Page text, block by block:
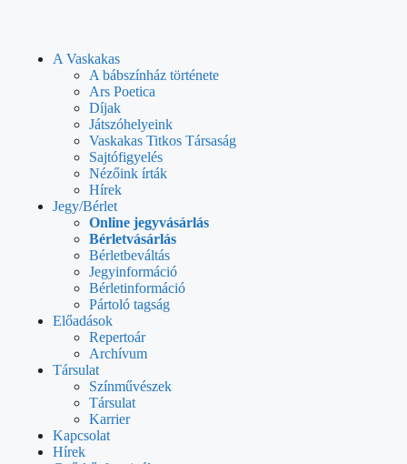
A Vaskakas
A bábszínház története
Ars Poetica
Díjak
Játszóhelyeink
Vaskakas Titkos Társaság
Sajtófigyelés
Nézőink írták
Hírek
Jegy/Bérlet
Online jegyvásárlás
Bérletvásárlás
Bérletbeváltás
Jegyinformáció
Bérletinformáció
Pártoló tagság
Előadások
Repertoár
Archívum
Társulat
Színművészek
Társulat
Karrier
Kapcsolat
Hírek